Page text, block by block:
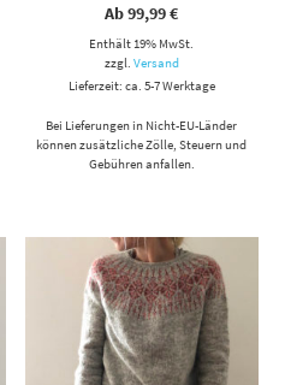
Ab99,99€
Enthält 19% MwSt.
zzgl. Versand
Lieferzeit: ca. 5-7 Werktage
Bei Lieferungen in Nicht-EU-Länder
können zusätzliche Zölle, Steuern und
Gebühren anfallen.
Dieses Produkt weist mehrere Varianten auf. Die Optionen können auf der Produktseite gewählt werden